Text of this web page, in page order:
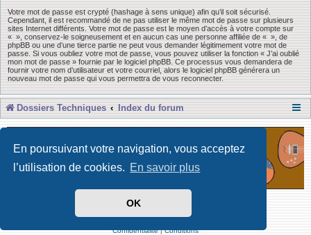
En poursuivant votre navigation, vous acceptez
l’utilisation de cookies. En savoir plus
OK
Votre mot de passe est crypté (hashage à sens unique) afin qu’il soit sécurisé.
Cependant, il est recommandé de ne pas utiliser le même mot de passe sur plusieurs
sites Internet différents. Votre mot de passe est le moyen d’accès à votre compte sur
« », conservez-le soigneusement et en aucun cas une personne affiliée de « », de
phpBB ou une d’une tierce partie ne peut vous demander légitimement votre mot de
passe. Si vous oubliez votre mot de passe, vous pouvez utiliser la fonction « J’ai oublié
mon mot de passe » fournie par le logiciel phpBB. Ce processus vous demandera de
fournir votre nom d’utilisateur et votre courriel, alors le logiciel phpBB générera un
nouveau mot de passe qui vous permettra de vous reconnecter.
Dossiers Techniques Index du forum
Développé par Forum Software © phpBB Limited
Traduit par phpBB-fr
Confidentialité|Conditions